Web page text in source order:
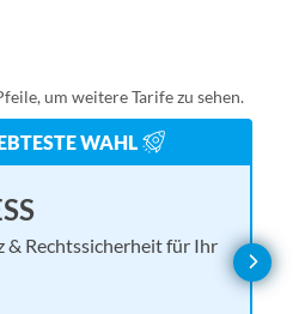
um weitere Tarife zu sehen.
WAHL
rechtssichere Website brauchen.
& Rechtssicherheit für Ihr